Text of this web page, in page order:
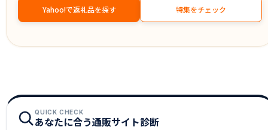
Yahoo!で返礼品を探す 特集をチェック
QUICK CHECK
あなたに合う通販サイト診断